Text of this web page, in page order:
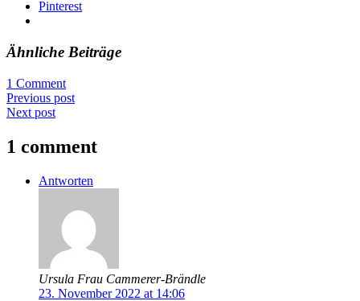
Pinterest
Ähnliche Beiträge
1 Comment
Previous post
Next post
1 comment
Antworten
Ursula Frau Cammerer-Brändle
23. November 2022 at 14:06